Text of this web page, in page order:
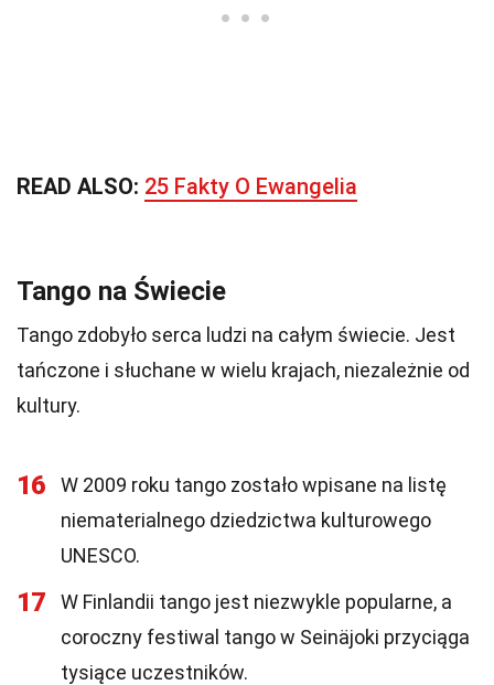
READ ALSO: 25 Fakty O Ewangelia
Tango na Świecie
Tango zdobyło serca ludzi na całym świecie. Jest
tańczone i słuchane w wielu krajach, niezależnie od
kultury.
16
W 2009 roku tango zostało wpisane na listę
niematerialnego dziedzictwa kulturowego
UNESCO.
17
W Finlandii tango jest niezwykle popularne, a
coroczny festiwal tango w Seinäjoki przyciąga
tysiące uczestników.